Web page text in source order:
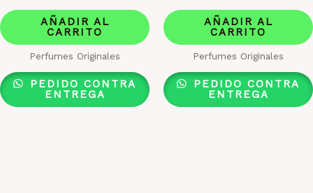
original
era:
$ 234.900.
actual
$ 195.000.
AÑADIR AL
CARRITO
Perfumes Originales
PEDIDO CONTRA
ENTREGA
original
era:
$ 244.900.$
AÑADIR AL
CARRITO
Perfumes Originales
PEDIDO CONTRA
ENTREGA